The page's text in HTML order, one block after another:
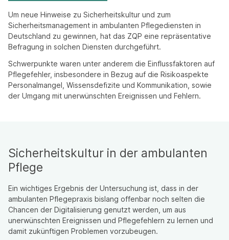
Um neue Hinweise zu Sicherheitskultur und zum
Sicherheitsmanagement in ambulanten Pflegediensten in
Deutschland zu gewinnen, hat das ZQP eine repräsentative
Befragung in solchen Diensten durchgeführt.
Schwerpunkte waren unter anderem die Einflussfaktoren auf
Pflegefehler, insbesondere in Bezug auf die Risikoaspekte
Personalmangel, Wissensdefizite und Kommunikation, sowie
der Umgang mit unerwünschten Ereignissen und Fehlern.
Sicherheitskultur in der ambulanten
Pflege
Ein wichtiges Ergebnis der Untersuchung ist, dass in der
ambulanten Pflegepraxis bislang offenbar noch selten die
Chancen der Digitalisierung genutzt werden, um aus
unerwünschten Ereignissen und Pflegefehlern zu lernen und
damit zukünftigen Problemen vorzubeugen.